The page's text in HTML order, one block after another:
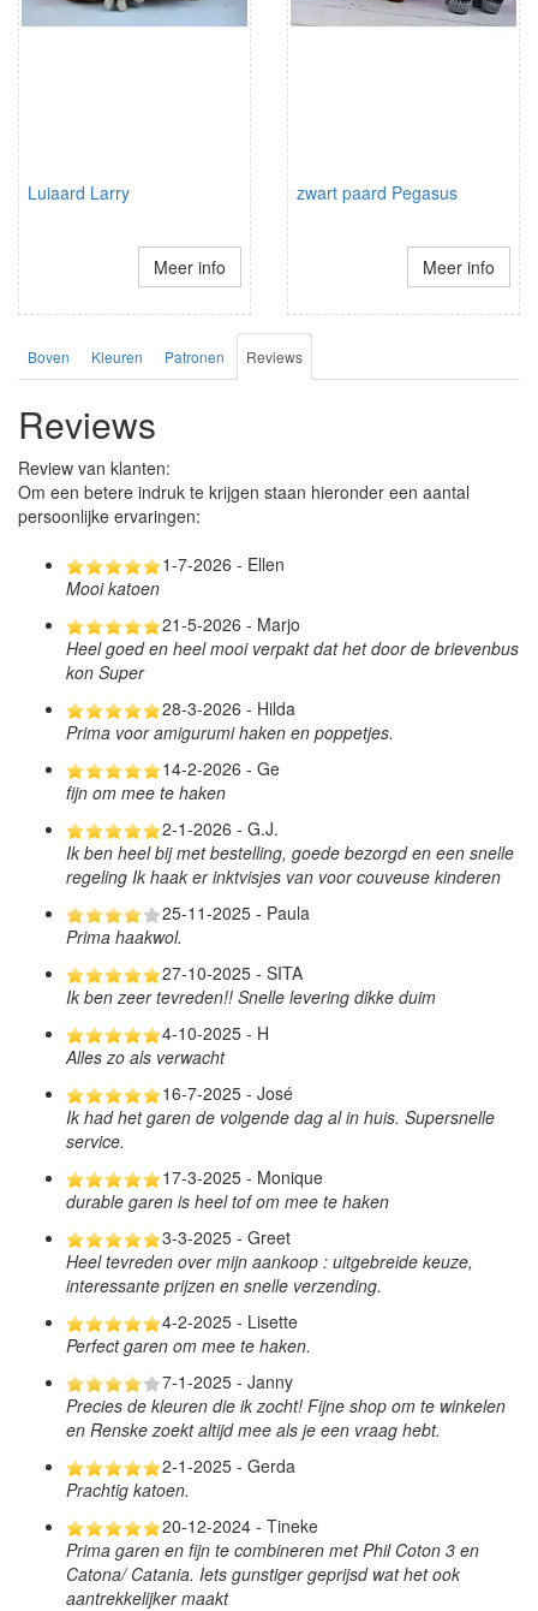
Luiaard Larry
Meer info
zwart paard Pegasus
Meer info
Boven Kleuren Patronen Reviews
Reviews
Review van klanten:
Om een betere indruk te krijgen staan hieronder een aantal
persoonlijke ervaringen:
1-7-2026 - Ellen
Mooi katoen
21-5-2026 - Marjo
Heel goed en heel mooi verpakt dat het door de brievenbus
kon Super
28-3-2026 - Hilda
Prima voor amigurumi haken en poppetjes.
14-2-2026 - Ge
fijn om mee te haken
2-1-2026 - G.J.
Ik ben heel bij met bestelling, goede bezorgd en een snelle
regeling Ik haak er inktvisjes van voor couveuse kinderen
25-11-2025 - Paula
Prima haakwol.
27-10-2025 - SITA
Ik ben zeer tevreden!! Snelle levering dikke duim
4-10-2025 - H
Alles zo als verwacht
16-7-2025 - José
Ik had het garen de volgende dag al in huis. Supersnelle
service.
17-3-2025 - Monique
durable garen is heel tof om mee te haken
3-3-2025 - Greet
Heel tevreden over mijn aankoop : uitgebreide keuze,
interessante prijzen en snelle verzending.
4-2-2025 - Lisette
Perfect garen om mee te haken.
7-1-2025 - Janny
Precies de kleuren die ik zocht! Fijne shop om te winkelen
en Renske zoekt altijd mee als je een vraag hebt.
2-1-2025 - Gerda
Prachtig katoen.
20-12-2024 - Tineke
Prima garen en fijn te combineren met Phil Coton 3 en
Catona/ Catania. Iets gunstiger geprijsd wat het ook
aantrekkelijker maakt